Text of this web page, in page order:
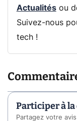
Actualitésou
Suivez-nous
tech !
Participer à
Partagez votre